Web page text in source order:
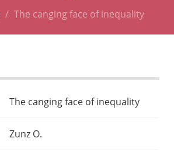
The canging face of inequality
The canging face of inequality
Zunz O.